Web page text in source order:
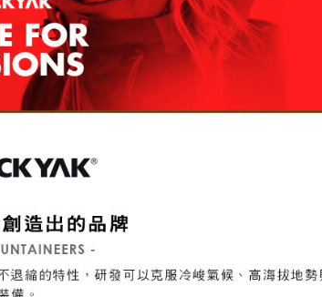
「AFTEE先享後付」，若未經同意申辦者引起之損失，本公司不
任。
４．使用「AFTEE先享後付」時，將依據個別帳號之用戶狀況，
即時審查核予不同之上限額度；若仍有額度不足之情形，本公司
結果請求用戶進行身份認證。
５．嚴禁一人註冊多個帳號或使用他人資訊註冊。若發現惡意使
形，恩沛科技股份有限公司將有權停止該用戶之使用額度並採取
宅配
每筆NT$70，滿NT$799(含以上)免運費